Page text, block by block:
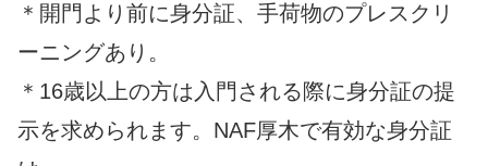
＊開門より前に身分証、手荷物のプレスクリ
ーニングあり。
＊16歳以上の方は入門される際に身分証の提
示を求められます。NAF厚木で有効な身分証